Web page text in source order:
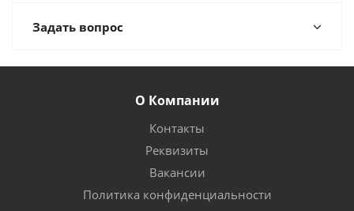
Задать вопрос
О Компании
Контакты
Реквизиты
Вакансии
Политика конфиденциальности